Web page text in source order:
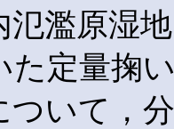
氾濫原湿
た定量掬
ついて，